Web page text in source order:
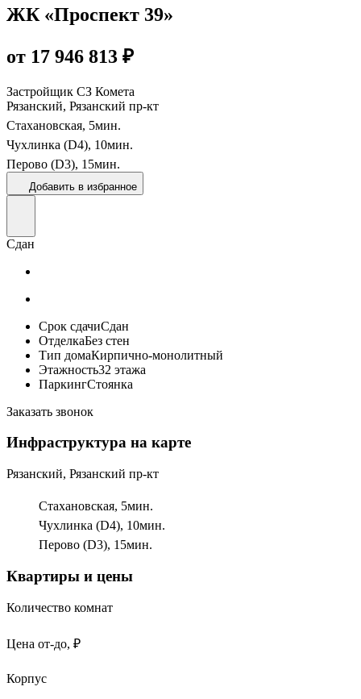
ЖК «Проспект 39»
от 17 946 813 ₽
Застройщик СЗ Комета
Рязанский, Рязанский пр-кт
Стахановская, 5мин.
Чухлинка (D4), 10мин.
Перово (D3), 15мин.
Добавить в избранное
Сдан
Срок сдачиСдан
ОтделкаБез стен
Тип домаКирпично-монолитный
Этажность32 этажа
ПаркингСтоянка
Заказать звонок
Инфраструктура на карте
Рязанский, Рязанский пр-кт
Стахановская, 5мин.
Чухлинка (D4), 10мин.
Перово (D3), 15мин.
Квартиры и цены
Количество комнат
Цена от-до, ₽
Корпус